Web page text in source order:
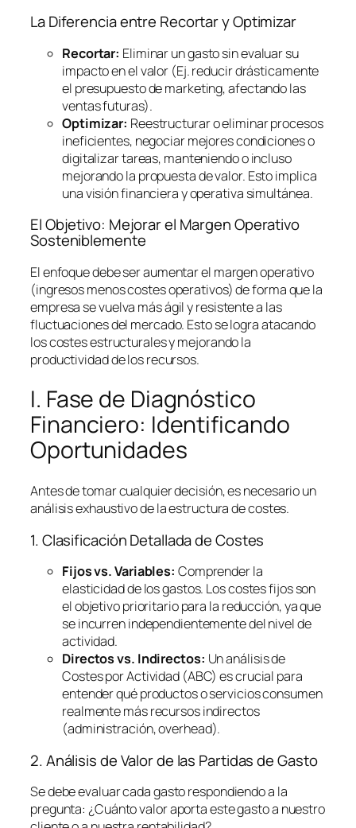
La Diferencia entre Recortar y Optimizar
Recortar: Eliminar un gasto sin evaluar su
impacto en el valor (Ej. reducir drásticamente
el presupuesto de marketing, afectando las
ventas futuras).
Optimizar: Reestructurar o eliminar procesos
ineficientes, negociar mejores condiciones o
digitalizar tareas, manteniendo o incluso
mejorando la propuesta de valor. Esto implica
una visión financiera y operativa simultánea.
El Objetivo: Mejorar el Margen Operativo
Sosteniblemente
El enfoque debe ser aumentar el margen operativo
(ingresos menos costes operativos) de forma que la
empresa se vuelva más ágil y resistente a las
fluctuaciones del mercado. Esto se logra atacando
los costes estructurales y mejorando la
productividad de los recursos.
I. Fase de Diagnóstico
Financiero: Identificando
Oportunidades
Antes de tomar cualquier decisión, es necesario un
análisis exhaustivo de la estructura de costes.
1. Clasificación Detallada de Costes
Fijos vs. Variables: Comprender la
elasticidad de los gastos. Los costes fijos son
el objetivo prioritario para la reducción, ya que
se incurren independientemente del nivel de
actividad.
Directos vs. Indirectos: Un análisis de
Costes por Actividad (ABC) es crucial para
entender qué productos o servicios consumen
realmente más recursos indirectos
(administración,overhead).
2. Análisis de Valor de las Partidas de Gasto
Se debe evaluar cada gasto respondiendo a la
pregunta: ¿Cuánto valor aporta este gasto a nuestro